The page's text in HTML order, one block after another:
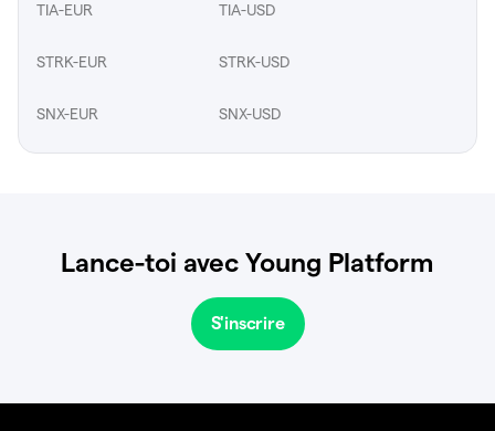
TIA-EUR TIA-USD
STRK-EUR STRK-USD
SNX-EUR SNX-USD
Lance-toi avec Young Platform
S'inscrire